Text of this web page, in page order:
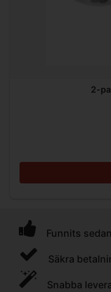
2-
Funnits
Säkra
Snabba